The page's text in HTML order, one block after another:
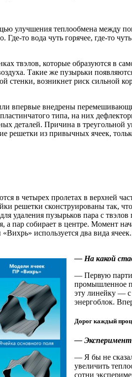
улучшения теплообмена между
то вода чуть горячее, где-то
твэлов, которые образуются в
Такие же пузырьки
стенки, возникнет риск сильной
впервые внедрены
типа, на них
деталей. Причина в
решетки из привычных ячеек,
в четырех пролетах в верхней
решетки сконструированы так,
удаления пузырьков пара с
а пар собирает в центре. Момент
используется два вида
— На какой
— Первую
промышленное
эту линейку — ​с
энергоблок.
Дорог каждый
— Эксперимент
— Я бы не
увеличить
сотни